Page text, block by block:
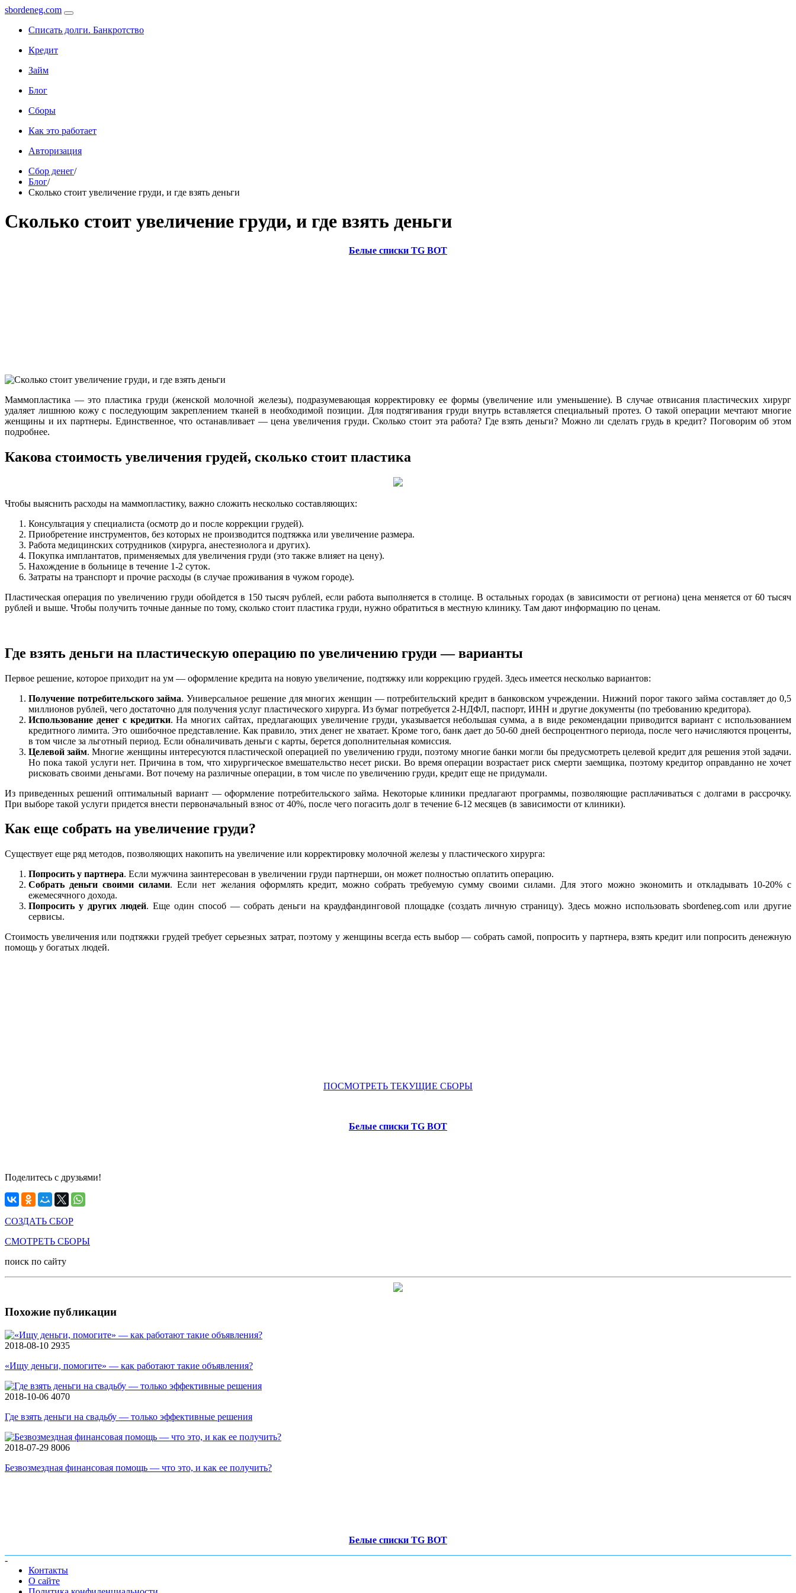
sbordeneg.com
Списать долги. Банкротство
Кредит
Займ
Блог
Сборы
Как это работает
Авторизация
Сбор денег/
Блог/
Сколько стоит увеличение груди, и где взять деньги
Сколько стоит увеличение груди, и где взять деньги
Белые списки TG BOT
Маммопластика — это пластика груди (женской молочной железы), подразумевающая корректировку ее формы (увеличение или уменьшение). В случае отвисания пластических хирург
удаляет лишнюю кожу с последующим закреплением тканей в необходимой позиции. Для подтягивания груди внутрь вставляется специальный протез. О такой операции мечтают многие
женщины и их партнеры. Единственное, что останавливает — цена увеличения груди. Сколько стоит эта работа? Где взять деньги? Можно ли сделать грудь в кредит? Поговорим об этом
подробнее.
Какова стоимость увеличения грудей, сколько стоит пластика
Чтобы выяснить расходы на маммопластику, важно сложить несколько составляющих:
Консультация у специалиста (осмотр до и после коррекции грудей).
Приобретение инструментов, без которых не производится подтяжка или увеличение размера.
Работа медицинских сотрудников (хирурга, анестезиолога и других).
Покупка имплантатов, применяемых для увеличения груди (это также влияет на цену).
Нахождение в больнице в течение 1-2 суток.
Затраты на транспорт и прочие расходы (в случае проживания в чужом городе).
Пластическая операция по увеличению груди обойдется в 150 тысяч рублей, если работа выполняется в столице. В остальных городах (в зависимости от региона) цена меняется от 60 тысяч
рублей и выше. Чтобы получить точные данные по тому, сколько стоит пластика груди, нужно обратиться в местную клинику. Там дают информацию по ценам.
Где взять деньги на пластическую операцию по увеличению груди — варианты
Первое решение, которое приходит на ум — оформление кредита на новую увеличение, подтяжку или коррекцию грудей. Здесь имеется несколько вариантов:
Получение потребительского займа. Универсальное решение для многих женщин — потребительский кредит в банковском учреждении. Нижний порог такого займа составляет до 0,5
миллионов рублей, чего достаточно для получения услуг пластического хирурга. Из бумаг потребуется 2-НДФЛ, паспорт, ИНН и другие документы (по требованию кредитора).
Использование денег с кредитки. На многих сайтах, предлагающих увеличение груди, указывается небольшая сумма, а в виде рекомендации приводится вариант с использованием
кредитного лимита. Это ошибочное представление. Как правило, этих денег не хватает. Кроме того, банк дает до 50-60 дней беспроцентного периода, после чего начисляются проценты,
в том числе за льготный период. Если обналичивать деньги с карты, берется дополнительная комиссия.
Целевой займ. Многие женщины интересуются пластической операцией по увеличению груди, поэтому многие банки могли бы предусмотреть целевой кредит для решения этой задачи.
Но пока такой услуги нет. Причина в том, что хирургическое вмешательство несет риски. Во время операции возрастает риск смерти заемщика, поэтому кредитор оправданно не хочет
рисковать своими деньгами. Вот почему на различные операции, в том числе по увеличению груди, кредит еще не придумали.
Из приведенных решений оптимальный вариант — оформление потребительского займа. Некоторые клиники предлагают программы, позволяющие расплачиваться с долгами в рассрочку.
При выборе такой услуги придется внести первоначальный взнос от 40%, после чего погасить долг в течение 6-12 месяцев (в зависимости от клиники).
Как еще собрать на увеличение груди?
Существует еще ряд методов, позволяющих накопить на увеличение или корректировку молочной железы у пластического хирурга:
Попросить у партнера. Если мужчина заинтересован в увеличении груди партнерши, он может полностью оплатить операцию.
Собрать деньги своими силами. Если нет желания оформлять кредит, можно собрать требуемую сумму своими силами. Для этого можно экономить и откладывать 10-20% с
ежемесячного дохода.
Попросить у других людей. Еще один способ — собрать деньги на краудфандинговой площадке (создать личную страницу). Здесь можно использовать sbordeneg.com или другие
сервисы.
Стоимость увеличения или подтяжки грудей требует серьезных затрат, поэтому у женщины всегда есть выбор — собрать самой, попросить у партнера, взять кредит или попросить денежную
помощь у богатых людей.
ПОСМОТРЕТЬ ТЕКУЩИЕ СБОРЫ
Белые списки TG BOT
Поделитесь с друзьями!
СОЗДАТЬ СБОР
СМОТРЕТЬ СБОРЫ
поиск по сайту
Похожие публикации
2018-08-10 2935
«Ищу деньги, помогите» — как работают такие объявления?
2018-10-06 4070
Где взять деньги на свадьбу — только эффективные решения
2018-07-29 8006
Безвозмездная финансовая помощь — что это, и как ее получить?
Белые списки TG BOT
-
Контакты
О сайте